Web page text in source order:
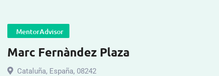
MentorAdvisor
Marc Fernàndez Plaza
Cataluña, España, 08242